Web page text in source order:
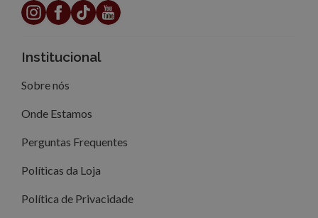
Institucional
Sobre nós
Onde Estamos
Perguntas Frequentes
Políticas da Loja
Política de Privacidade